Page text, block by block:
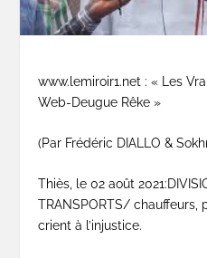
www.lemiroir1.net : « Les
Web-Deugue Rêke »
(Par Frédéric DIALLO &
Thiès, le 02 août
TRANSPORTS/
crient à l’injustice.